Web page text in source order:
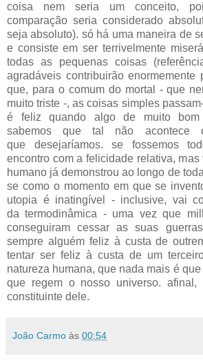
coisa nem seria um conceito,
comparação seria considerado
seja absoluto). só há uma maneira de
e consiste em ser terrivelmente
todas as pequenas coisas
agradáveis contribuirão
que, para o comum do mortal - que
muito triste -, as coisas simples
é feliz quando algo de muito bom
sabemos que tal não acontece
que desejaríamos. se fossemos
encontro com a felicidade relativa,
humano já demonstrou ao longo de
se como o momento em que se
utopia é inatingível - inclusive, vai
da termodinâmica - uma vez que
conseguiram cessar as suas
sempre alguém feliz à custa de
tentar ser feliz à custa de um
natureza humana, que nada mais é
que regem o nosso universo. afinal,
constituinte dele.
João Carmo às 00:54